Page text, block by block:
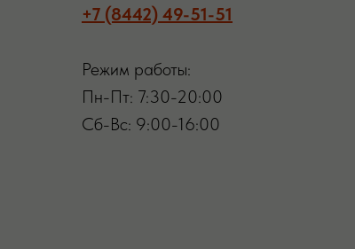
+7 (8442) 49-51-51
Режим работы:
Пн-Пт: 7:30-20:00
Сб-Вс: 9:00-16:00